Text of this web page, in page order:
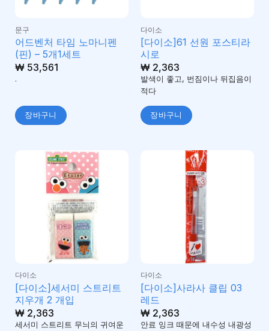
문구
어드벤처 타임 노마니펜
(핀) – 5개1세트
₩53,561
.
장바구니
다이소
[다이소]61 선원 포스티라
시로
₩2,363
발색이 좋고, 번짐이나 뒤집음이
적다
장바구니
다이소
[다이소]세서미 스트리트
지우개 2 개입
₩2,363
세서미 스트리트 무늬의 귀여운
다이소
[다이소]사라사 클립 03
레드
₩2,363
안료 잉크 때문에 내수성 내광성